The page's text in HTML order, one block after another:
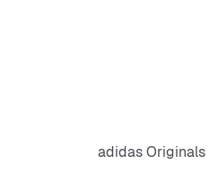
adidas Originals